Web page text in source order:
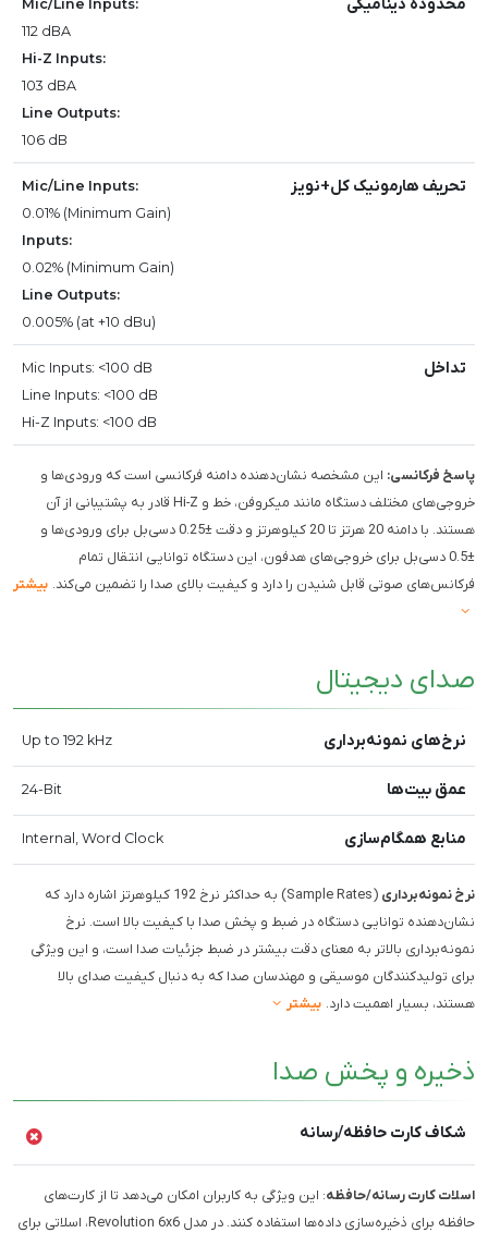
محدوده دینامیکی
Mic/Line Inputs:
112 dBA
Hi-Z Inputs:
103 dBA
Line Outputs:
106 dB
تحریف هارمونیک کل+نویز
Mic/Line Inputs:
0.01% (Minimum Gain)
Inputs:
0.02% (Minimum Gain)
Line Outputs:
0.005% (at +10 dBu)
تداخل
Mic Inputs: <100 dB
Line Inputs: <100 dB
Hi-Z Inputs: <100 dB
پاسخ فرکانسی: این مشخصه نشان‌دهنده دامنه فرکانسی است که ورودی‌ها و
خروجی‌های مختلف دستگاه مانند میکروفن، خط و Hi-Z قادر به پشتیبانی از آن
هستند. با دامنه 20 هرتز تا 20 کیلوهرتز و دقت ±0.25 دسی‌بل برای ورودی‌ها و
±0.5 دسی‌بل برای خروجی‌های هدفون، این دستگاه توانایی انتقال تمام
فرکانس‌های صوتی قابل شنیدن را دارد و کیفیت بالای صدا را تضمین می‌کند. بیشتر
صدای دیجیتال
نرخ‌های نمونه‌برداری Up to 192 kHz
عمق بیت‌ها 24-Bit
منابع همگام‌سازی Internal, Word Clock
نرخ نمونه‌برداری
(Sample Rates) به حداکثر نرخ 192 کیلوهرتز اشاره دارد که
نشان‌دهنده توانایی دستگاه در ضبط و پخش صدا با کیفیت بالا است. نرخ
نمونه‌برداری بالاتر به معنای دقت بیشتر در ضبط جزئیات صدا است، و این ویژگی
برای تولیدکنندگان موسیقی و مهندسان صدا که به دنبال کیفیت صدای بالا
هستند، بسیار اهمیت دارد. بیشتر
ذخیره و پخش صدا
شکاف کارت حافظه/رسانه
اسلات کارت رسانه/حافظه: این ویژگی به کاربران امکان می‌دهد تا از کارت‌های
حافظه برای ذخیره‌سازی داده‌ها استفاده کنند. در مدل Revolution 6x6، اسلاتی برای